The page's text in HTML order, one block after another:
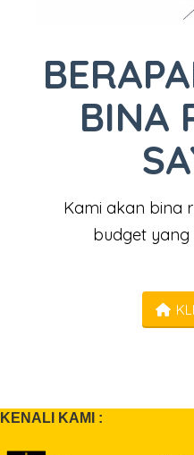
BINA
Kami akan bina
budget yang
KENALI KAMI :